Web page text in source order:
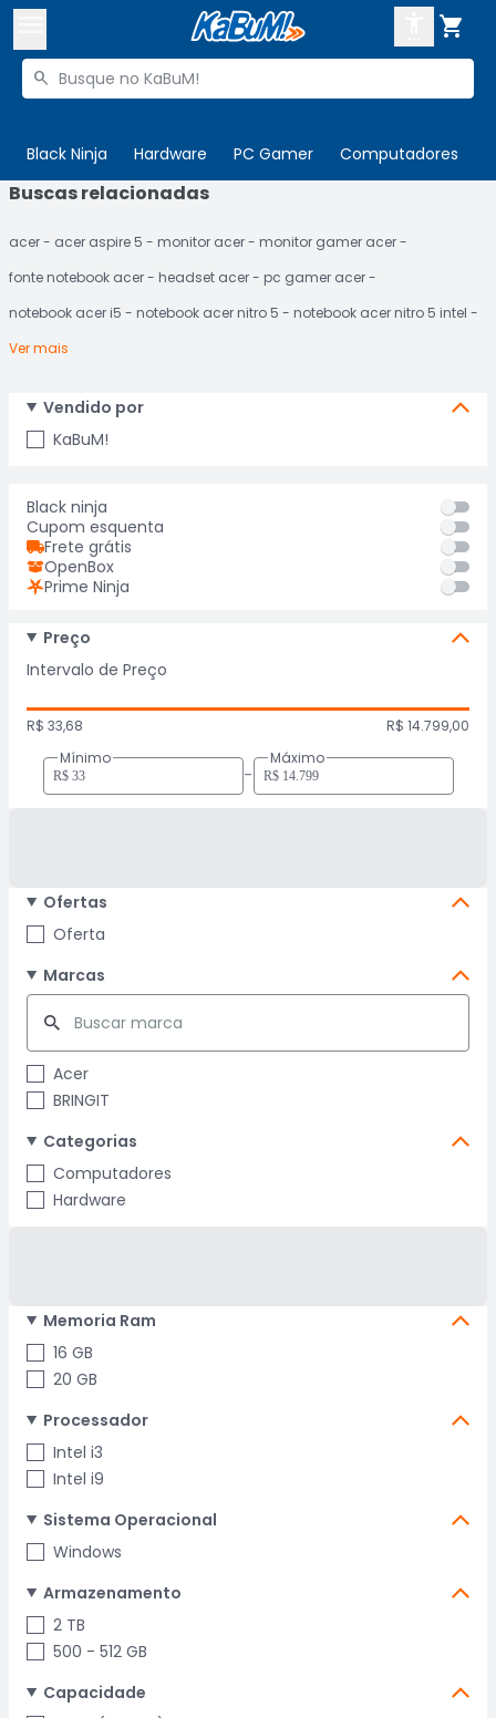

Buscar produtos

Black Ninja Hardware PC Gamer Computadores

 Departamentos
Cupons
Mais Vendidos
Ativar tradutor em libras
ENTRE
CADASTRE-SE
Buscas relacionadas
acer acer aspire 5 monitor acer
monitor gamer acer
fonte notebook acer
headset acer
pc gamer acer
notebook acer i5
notebook acer nitro 5
notebook acer nitro 5 intel
Ver mais
Vendido por
KaBuM!
Black ninja
Cupom esquenta
Frete grátis
OpenBox
Prime Ninja
Preço
Intervalo de Preço
R$ 33,68
R$ 14.799,00
Mínimo
-
Máximo
Ofertas
Oferta
Marcas
Acer
BRINGIT
Categorias
Computadores
Hardware
Memoria Ram
16 GB
20 GB
Processador
Intel i3
Intel i9
Sistema Operacional
Windows
Armazenamento
2 TB
500 - 512 GB
Capacidade